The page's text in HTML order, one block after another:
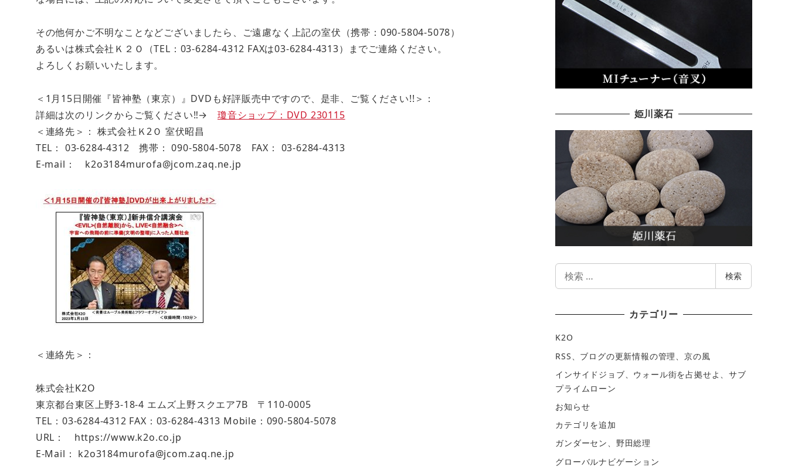
その他何かご不明なことなどございましたら、ご遠慮なく上記の室伏（携帯：090-5804-5078）
あるいは株式会社Ｋ２Ｏ（TEL：03-6284-4312 FAXは03-6284-4313）までご連絡ください。
よろしくお願いいたします。
＜1月15日開催『皆神塾（東京）』DVDも好評販売中ですので、是非、ご覧ください!!＞：
詳細は次のリンクからご覧ください‼→ 瓊音ショップ：DVD 230115
＜連絡先＞： 株式会社Ｋ2Ｏ 室伏昭昌
TEL： 03-6284-4312 携帯： 090-5804-5078 FAX： 03-6284-4313
E-mail： k2o3184murofa@jcom.zaq.ne.jp
＜連絡先＞：
株式会社K2O
東京都台東区上野3-18-4 エムズ上野スクエア7B 〒110-0005
TEL：03-6284-4312 FAX：03-6284-4313 Mobile：090-5804-5078
URL： https://www.k2o.co.jp
E-Mail： k2o3184murofa@jcom.zaq.ne.jp
姫川薬石
検
検索
カテゴリー
K2O
RSS、ブログの更新情報の管理、京の風
インサイドジョブ、ウォール街を占拠せよ、サブ
プライムローン
お知らせ
カテゴリを追加
ガンダーセン、野田総理
グローバルナビゲーション